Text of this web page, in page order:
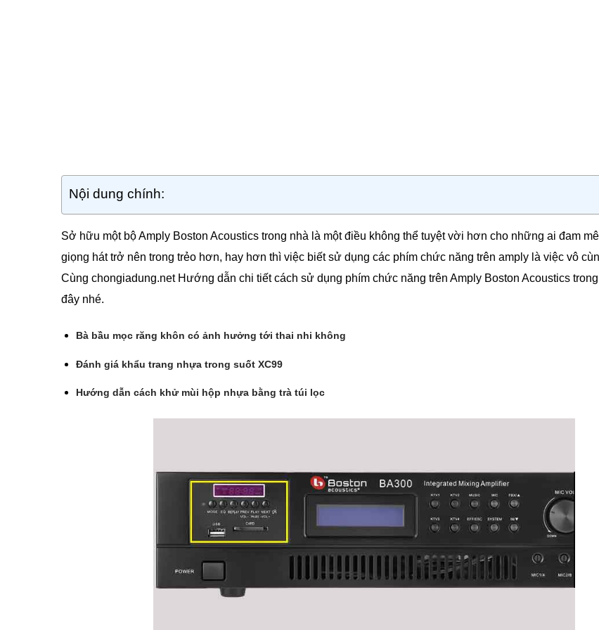
Nội dung chính:
Sở hữu một bộ Amply Boston Acoustics trong nhà là một điều không thể tuyệt vời hơn cho những ai đam
giọng hát trở nên trong trẻo hơn, hay hơn thì việc biết sử dụng các phím chức năng trên amply là việc vô
Cùng chongiadung.net Hướng dẫn chi tiết cách sử dụng phím chức năng trên Amply Boston Acoustics
đây nhé.
Bà bầu mọc răng khôn có ảnh hưởng tới thai nhi không
Đánh giá khẩu trang nhựa trong suốt XC99
Hướng dẫn cách khử mùi hộp nhựa bằng trà túi lọc